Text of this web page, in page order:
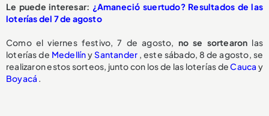
Le puede interesar: ¿Amaneció suertudo? Resultados de las
loterías del 7 de agosto
Como el viernes festivo, 7 de agosto, no se sortearon las
loterías de MedellínySantander , este sábado, 8 de agosto, se
realizaron estos sorteos, junto con los de las loterías deCauca y
Boyacá .